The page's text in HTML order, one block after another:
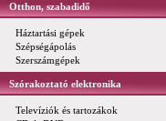
Otthon, szabadidő
Háztartási gépek
Szépségápolás
Szerszámgépek
Szórakoztató elektronika
Televíziók és tartozákok